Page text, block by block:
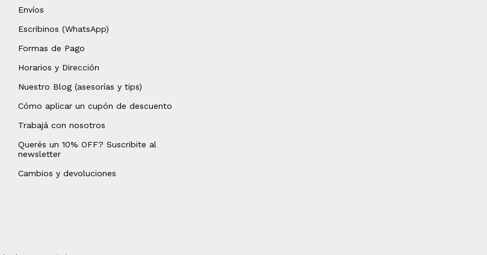
Envíos
Escribinos (WhatsApp)
Formas de Pago
Horarios y Dirección
Nuestro Blog (asesorías y tips)
Cómo aplicar un cupón de descuento
Trabajá con nosotros
Querés un 10% OFF? Suscribite al
newsletter
Cambios y devoluciones